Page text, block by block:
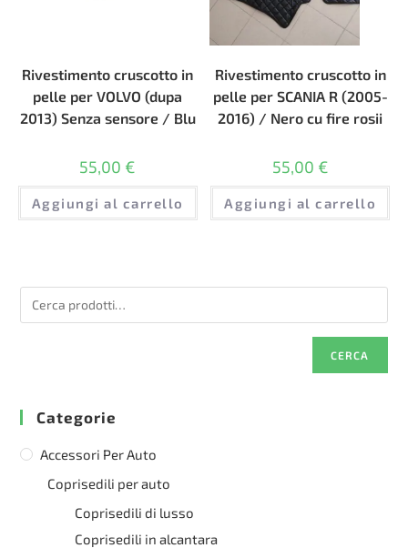
Rivestimento cruscotto in
pelle per VOLVO (dupa
2013) Senza sensore / Blu
55,00 €
Aggiungi al carrello
Rivestimento cruscotto in
pelle per SCANIA R (2005-
2016) / Nero cu fire rosii
55,00 €
Aggiungi al carrello
CERCA
Categorie
Accessori Per Auto
Coprisedili per auto
Coprisedili di lusso
Coprisedili in alcantara